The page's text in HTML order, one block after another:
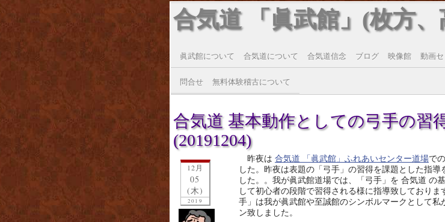
合気道 「眞武館」(枚方
眞武館について 合気道について 合気道信念 ブログ 映像館 動画
問合せ 無料体験稽古について
合気道 基本動作としての弓手の習
(20191204)
12月
05
(木)
2019
昨夜は 合気道 「眞武館」ふれあいセンター道場で
した。昨夜は表題の「弓手」の習得を課題とした指導
した。。我が眞武館道場では、「弓手」を 合気道 の
して初心者の段階で習得される様に指導致しておりま
手」は我が眞武館や至誠館のシンボルマークとして私
ン致しました。